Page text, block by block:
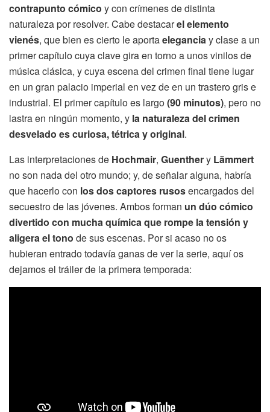
contrapunto cómico y con crímenes de distinta
naturaleza por resolver. Cabe destacarel elemento
vienés, que bien es cierto le aportaelegancia y clase a un
primer capítulo cuya clave gira en torno a unos vinilos de
música clásica, y cuya escena del crimen final tiene lugar
en un gran palacio imperial en vez de en un trastero gris e
industrial. El primer capítulo es largo(90 minutos), pero no
lastra en ningún momento, y la naturaleza del crimen
desvelado es curiosa, tétrica y original.
Las interpretaciones de Hochmair, Guenthery Lämmert
no son nada del otro mundo; y, de señalar alguna, habría
que hacerlo con los dos captores rusosencargados del
secuestro de las jóvenes. Ambos forman un dúo cómico
divertido con mucha química que rompe la tensión y
aligera el tono de sus escenas. Por si acaso no os
hubieran entrado todavía ganas de ver la serie, aquí os
dejamos el tráiler de la primera temporada: